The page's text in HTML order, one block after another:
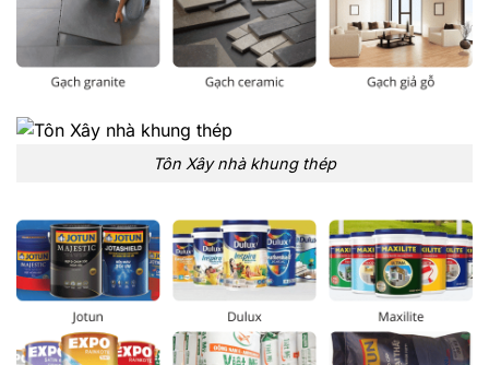
Tôn Xây nhà khung thép